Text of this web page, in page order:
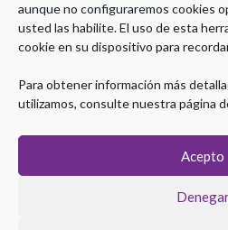
aunque no configuraremos cookies
usted las habilite. El uso de esta
cookie en su dispositivo para
Para obtener información más
utilizamos, consulte nuestra página
Acepto
Coordinación